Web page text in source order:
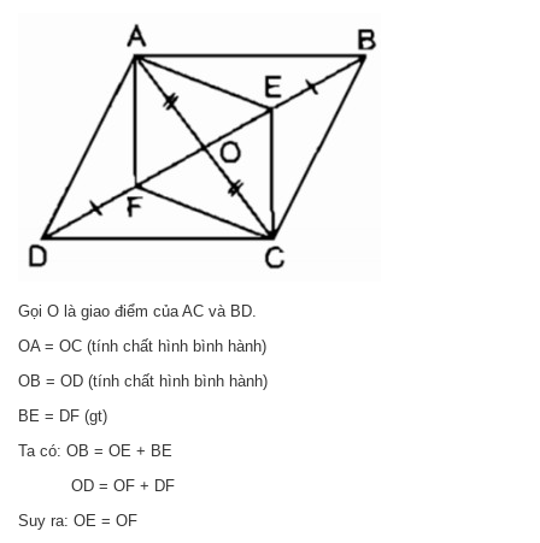
Gọi O là giao điểm của AC và BD.
OA = OC (tính chất hình bình hành)
OB = OD (tính chất hình bình hành)
BE = DF (gt)
Ta có: OB = OE + BE
OD = OF + DF
Suy ra: OE = OF